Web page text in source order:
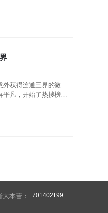
术救美，武道杀敌，
外获得连通三界的微
平凡，开始了热搜榜霸
丹炉勇夺热搜
本营： 701402199